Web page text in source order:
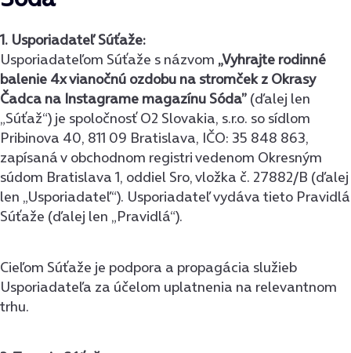
1. Usporiadateľ Súťaže:
Usporiadateľom Súťaže s názvom „Vyhrajte rodinné
balenie 4x vianočnú ozdobu na stromček z Okrasy
Čadca na Instagrame magazínu Sóda” (ďalej len
„Súťaž“) je spoločnosť O2 Slovakia, s.r.o. so sídlom
Pribinova 40, 811 09 Bratislava, IČO: 35 848 863,
zapísaná v obchodnom registri vedenom Okresným
súdom Bratislava 1, oddiel Sro, vložka č. 27882/B (ďalej
len „Usporiadateľ“). Usporiadateľ vydáva tieto Pravidlá
Súťaže (ďalej len „Pravidlá“).
Cieľom Súťaže je podpora a propagácia služieb
Usporiadateľa za účelom uplatnenia na relevantnom
trhu.